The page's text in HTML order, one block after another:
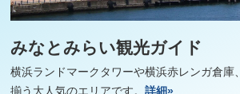
みなとみらい観光ガイド
横浜ランドマークタワーや横浜赤レンガ倉庫
揃う大人気のエリアです。詳細»